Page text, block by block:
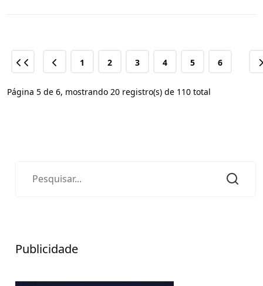
1 2 3 4 5 6
Página 5 de 6, mostrando 20 registro(s) de 110 total
Publicidade